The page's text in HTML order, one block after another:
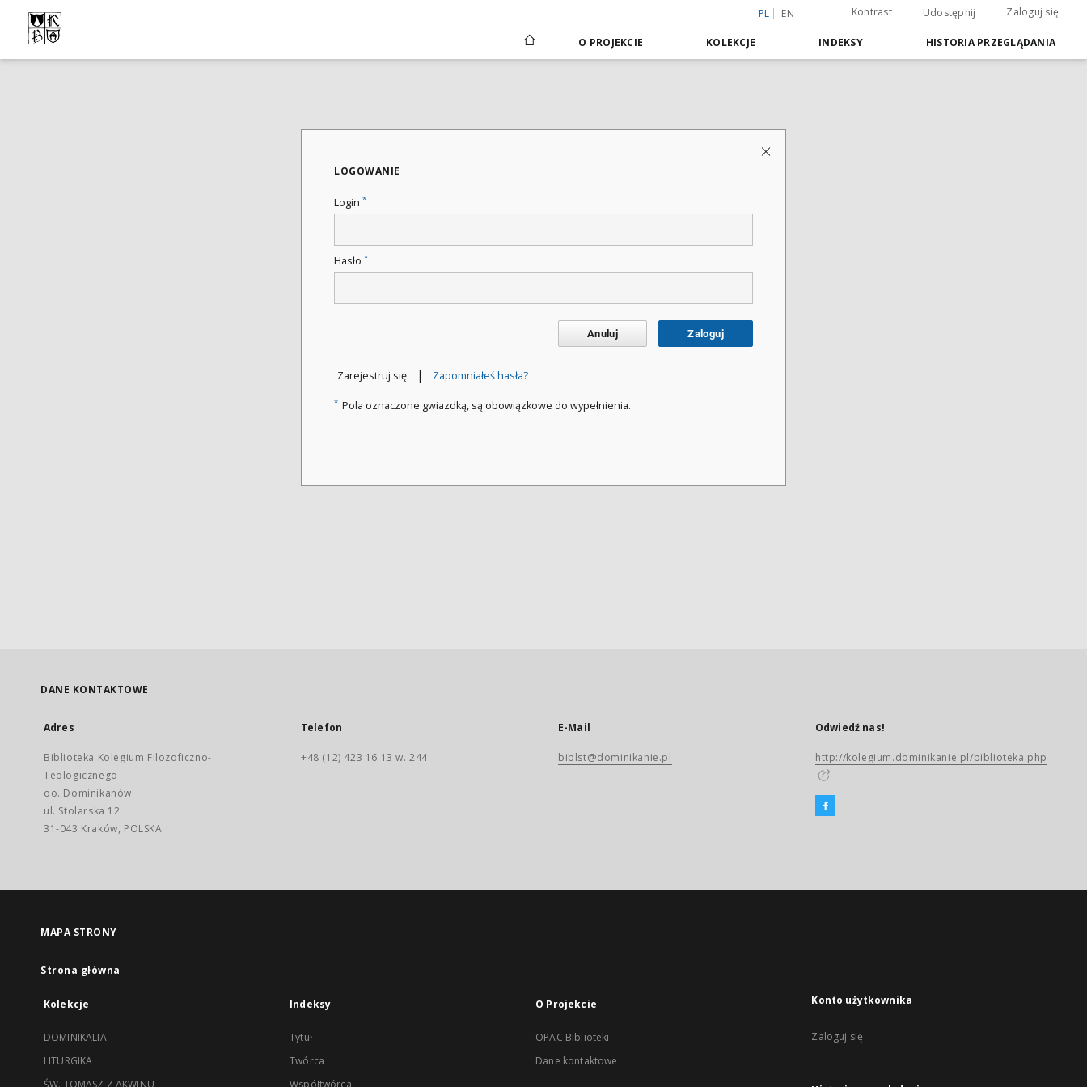
PL EN Kontrast Udostępnij Zaloguj się
O PROJEKCIE KOLEKCJE INDEKSY HISTORIA PRZEGLĄDANIA
LOGOWANIE
Login *
Hasło *
Anuluj Zaloguj
Zarejestruj się | Zapomniałeś hasła?
* Pola oznaczone gwiazdką, są obowiązkowe do wypełnienia.
DANE KONTAKTOWE
Adres
Biblioteka Kolegium Filozoficzno-
Teologicznego
oo. Dominikanów
ul. Stolarska 12
31-043 Kraków, POLSKA
Telefon
+48 (12) 423 16 13 w. 244
E-Mail
biblst@dominikanie.pl
Odwiedź nas!
http://kolegium.dominikanie.pl/biblioteka.php
MAPA STRONY
Strona główna
Kolekcje
DOMINIKALIA
LITURGIKA
ŚW. TOMASZ Z AKWINU
Indeksy
Tytuł
Twórca
Współtwórca
O Projekcie
OPAC Biblioteki
Dane kontaktowe
Konto użytkownika
Zaloguj się